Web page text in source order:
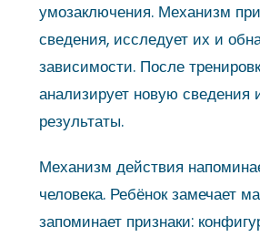
умозаключения. Механизм
сведения, исследует их и
зависимости. После
анализирует новую сведения
результаты.
Механизм действия
человека. Ребёнок замечает
запоминает признаки: